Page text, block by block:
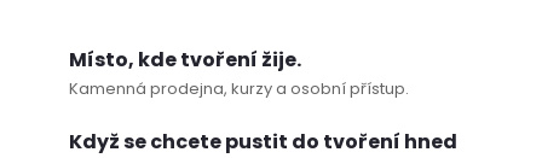
Místo, kde tvoření žije.
Kamenná prodejna, kurzy a osobní přístup.
Když se chcete pustit do tvoření hned